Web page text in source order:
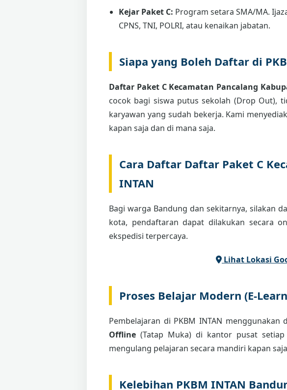
Kejar Paket C: Program setara SMA/MA.
CPNS, TNI, POLRI, atau kenaikan jabatan.
Siapa yang Boleh Daftar di
Daftar Paket C Kecamatan Pancalang
cocok bagi siswa putus sekolah (Drop Out),
karyawan yang sudah bekerja. Kami
kapan saja dan di mana saja.
Cara Daftar Daftar Paket C
INTAN
Bagi warga Bandung dan sekitarnya, silakan
kota, pendaftaran dapat dilakukan secara
ekspedisi terpercaya.
Lihat Lokasi
Proses Belajar Modern (E-
Pembelajaran di PKBM INTAN menggunakan
Offline (Tatap Muka) di kantor pusat
mengulang pelajaran secara mandiri kapan
Kelebihan PKBM INTAN